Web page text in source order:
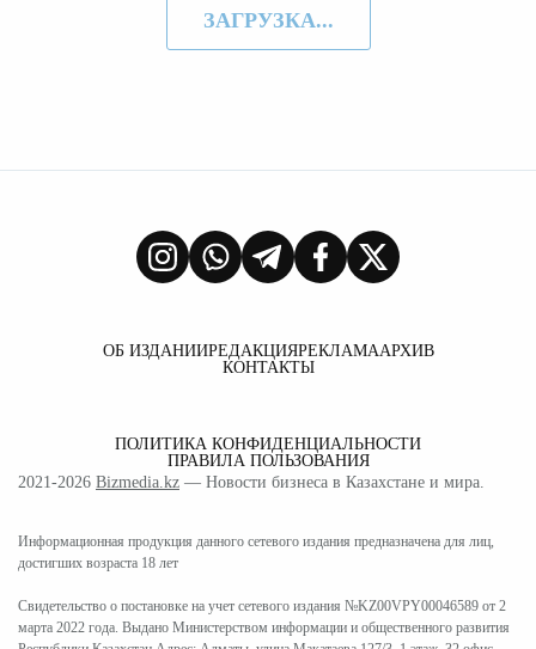
ЗАГРУЗКА...
ОБ ИЗДАНИИРЕДАКЦИЯРЕКЛАМААРХИВ
КОНТАКТЫ
ПОЛИТИКА КОНФИДЕНЦИАЛЬНОСТИ
ПРАВИЛА ПОЛЬЗОВАНИЯ
2021-2026 Bizmedia.kz — Новости бизнеса в Казахстане и мира.
Информационная продукция данного сетевого издания предназначена для лиц,
достигших возраста 18 лет
Свидетельство о постановке на учет сетевого издания №KZ00VPY00046589 от 2
марта 2022 года. Выдано Министерством информации и общественного развития